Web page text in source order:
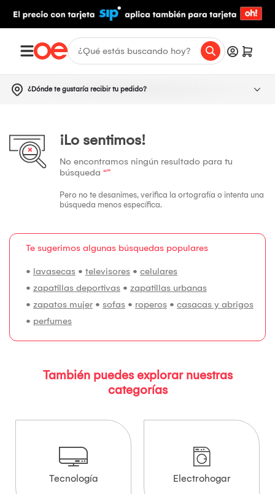
¿Dónde te gustaría recibir tu pedido?
¡Lo sentimos!
No encontramos ningún resultado para tu
búsqueda “”
Pero no te desanimes, verifica la ortografía o intenta una
búsqueda menos específica.
Te sugerimos algunas búsquedas populares
• lavasecas • televisores • celulares
• zapatillas deportivas • zapatillas urbanas
• zapatos mujer • sofas • roperos • casacas y abrigos
• perfumes
También puedes explorar nuestras
categorías
Tecnología Electrohogar